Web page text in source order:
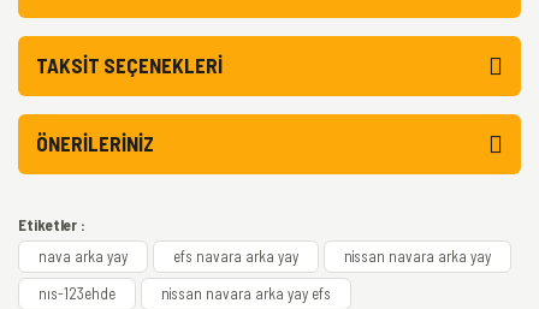
TAKSIT SEÇENEKLERI
ÖNERILERINIZ
Etiketler :
nava arka yay
efs navara arka yay
nissan navara arka yay
nıs-123ehde
nissan navara arka yay efs